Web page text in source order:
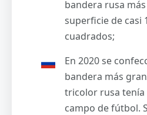
bandera rusa
superficie de casi
cuadrados;
En 2020 se
bandera más
tricolor rusa tenía
campo de fútbol.